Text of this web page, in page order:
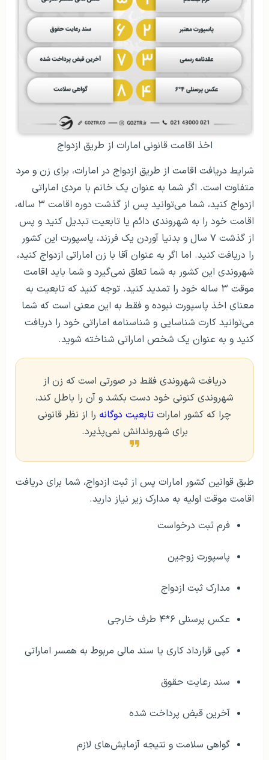
اخذ اقامت قانونی امارات از طریق ازدواج
شرایط دریافت اقامت از طریق ازدواج در امارات، برای زن و مرد
متفاوت است. اگر شما به عنوان یک خانم با مردی اماراتی
ازدواج کنید، شما می‌توانید پس از گذشت دوره اقامت ۳ ساله،
اقامت خود را به شهروندی دائم یا تابعیت تبدیل کنید و پس
از گذشت ۷ سال و بدنیا آوردن یک فرزند، پاسپورت این کشور
را دریافت کنید. اما اگر به عنوان آقا با زن اماراتی ازدواج کنید،
شهروندی این کشور به شما تعلق نمی‌گیرد و شما باید اقامت
موقت ۳ ساله خود را تمدید کنید. توجه کنید که تابعیت به
معنای اخذ پاسپورت نبوده و فقط به این معنی است که شما
می‌توانید کارت شناسایی و شناسنامه اماراتی خود را دریافت
کنید و به عنوان یک شخص اماراتی شناخته شوید.
دریافت شهروندی فقط در صورتی است که زن از
شهروندی کنونی خود دست بکشد و آن را باطل کند،
چرا که کشور امارات تابعیت دوگانه را از نظر قانونی
برای شهروندانش نمی‌پذیرد.
طبق قوانین کشور امارات پس از ثبت ازدواج، شما برای دریافت
اقامت موقت اولیه به مدارک زیر نیاز دارید.
فرم ثبت درخواست
پاسپورت زوجین
مدارک ثبت ازدواج
عکس پرسنلی ۶*۴ طرف خارجی
کپی قرارداد کاری یا سند مالی مربوط به همسر اماراتی
سند رعایت حقوق
آخرین قبض پرداخت شده
گواهی سلامت و نتیجه آزمایش‌های لازم